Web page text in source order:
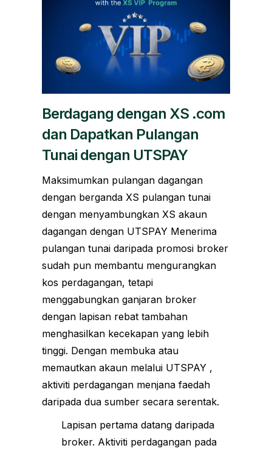
Berdagang dengan XS .com
dan Dapatkan Pulangan
Tunai dengan UTSPAY
Maksimumkan pulangan dagangan
dengan berganda XS pulangan tunai
dengan menyambungkan XS akaun
dagangan dengan UTSPAY Menerima
pulangan tunai daripada promosi broker
sudah pun membantu mengurangkan
kos perdagangan, tetapi
menggabungkan ganjaran broker
dengan lapisan rebat tambahan
menghasilkan kecekapan yang lebih
tinggi. Dengan membuka atau
memautkan akaun melalui UTSPAY ,
aktiviti perdagangan menjana faedah
daripada dua sumber secara serentak.
Lapisan pertama datang daripada
broker. Aktiviti perdagangan pada